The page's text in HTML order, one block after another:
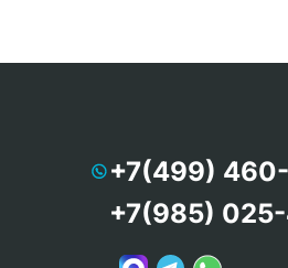
+7(499)
+7(985)